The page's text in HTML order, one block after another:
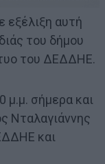
εξέλιξη αυτή
του δήμου
του ΔΕΔΔΗΕ.
μ.μ. σήμερα και
Νταλαγιάννης
και